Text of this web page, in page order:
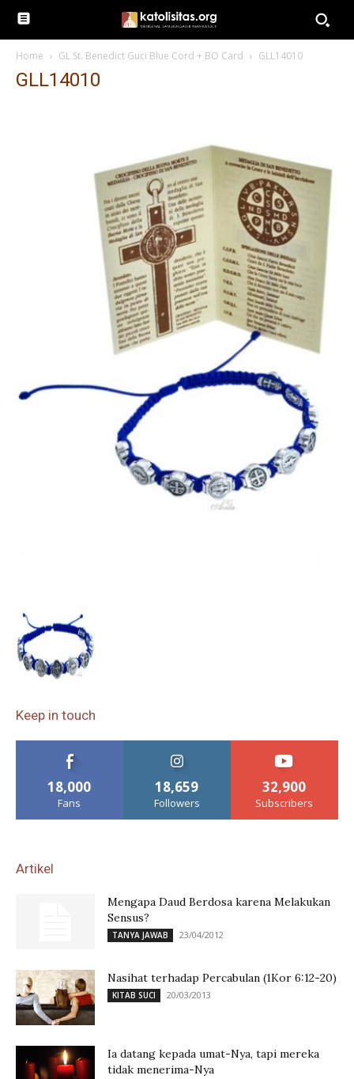
Home GL St. Benedict Guci Blue Cord + BO Card GLL14010
GLL14010
Keep in touch
18,000
Fans
18,659
Followers
32,900
Subscribers
Artikel
Mengapa Daud Berdosa karena Melakukan
Sensus?
TANYA JAWAB 23/04/2012
Nasihat terhadap Percabulan (1Kor 6:12-20)
KITAB SUCI 20/03/2013
Ia datang kepada umat-Nya, tapi mereka
tidak menerima-Nya